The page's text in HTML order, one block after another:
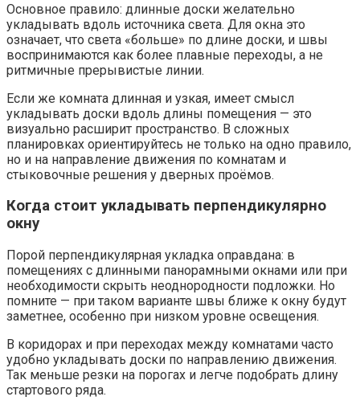
Основное правило: длинные доски желательно
укладывать вдоль источника света. Для окна это
означает, что света «больше» по длине доски, и швы
воспринимаются как более плавные переходы, а не
ритмичные прерывистые линии.
Если же комната длинная и узкая, имеет смысл
укладывать доски вдоль длины помещения — это
визуально расширит пространство. В сложных
планировках ориентируйтесь не только на одно правило,
но и на направление движения по комнатам и
стыковочные решения у дверных проёмов.
Когда стоит укладывать перпендикулярно
окну
Порой перпендикулярная укладка оправдана: в
помещениях с длинными панорамными окнами или при
необходимости скрыть неоднородности подложки. Но
помните — при таком варианте швы ближе к окну будут
заметнее, особенно при низком уровне освещения.
В коридорах и при переходах между комнатами часто
удобно укладывать доски по направлению движения.
Так меньше резки на порогах и легче подобрать длину
стартового ряда.